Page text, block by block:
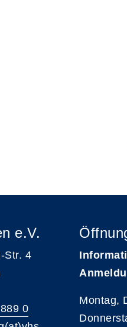
e.V.
Str. 4
0
Montag,